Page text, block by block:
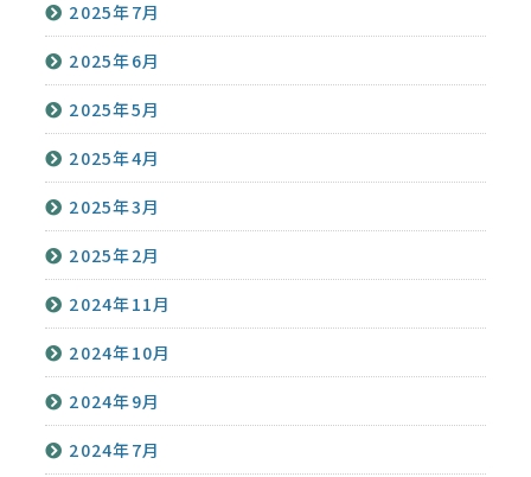
2025年7月
2025年6月
2025年5月
2025年4月
2025年3月
2025年2月
2024年11月
2024年10月
2024年9月
2024年7月